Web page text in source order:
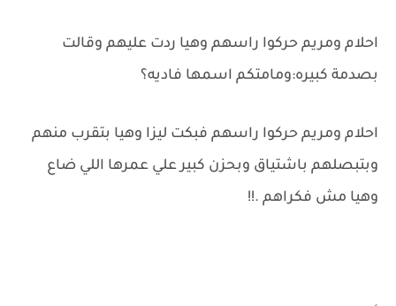
احلام ومريم حركوا راسهم وهيا ردت عليهم وقالت
بصدمة كبيره:ومامتكم اسمها فاديه؟
احلام ومريم حركوا راسهم فبكت ليزا وهيا بتقرب منهم
وبتبصلهم باشتياق وبحزن كبير علي عمرها اللي ضاع
وهيا مش فكراهم .!!